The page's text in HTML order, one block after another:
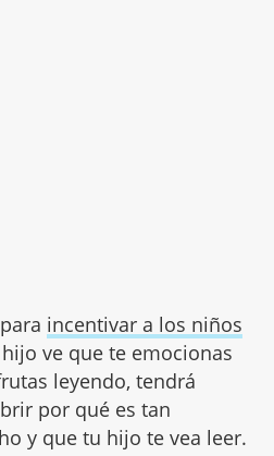
incentivar a los niños
ve que te emocionas
leyendo, tendrá
por qué es tan
y que tu hijo te vea leer.